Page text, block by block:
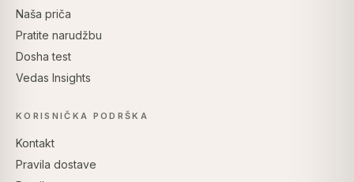
Naša priča
Pratite narudžbu
Dosha test
Vedas Insights
KORISNIČKA PODRŠKA
Kontakt
Pravila dostave